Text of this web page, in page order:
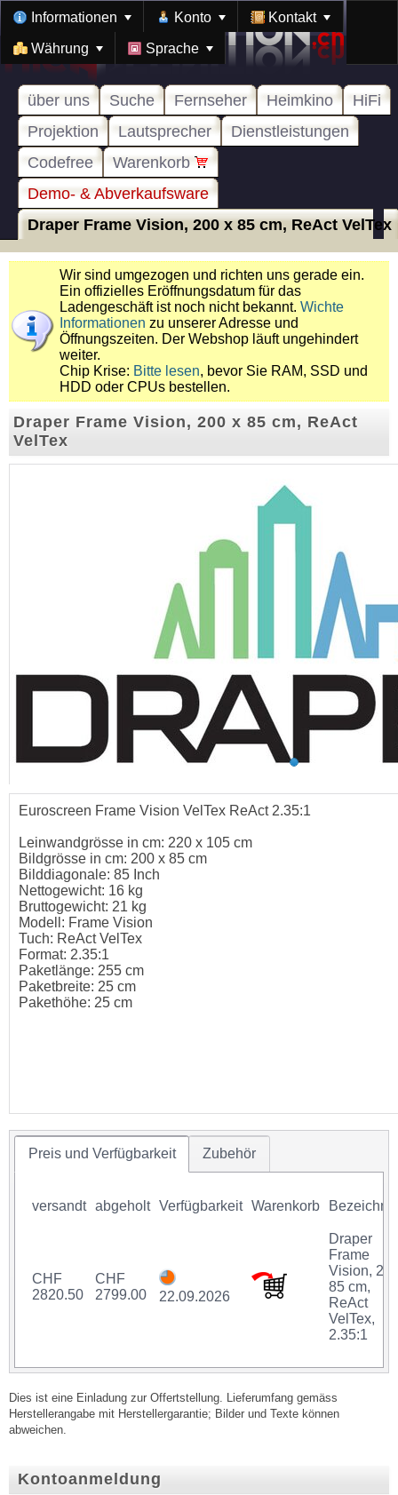
Informationen Konto Kontakt
Währung Sprache
über uns Suche Fernseher Heimkino
HiFi
Projektion
Lautsprecher
Dienstleistungen
Codefree
Warenkorb
Demo- & Abverkaufsware
Draper Frame Vision, 200 x 85 cm, ReAct VelTex
Kontoanmeldung
Wir sind umgezogen und richten uns gerade ein.
Ein offizielles Eröffnungsdatum für das
Ladengeschäft ist noch nicht bekannt. Wichte
Informationen zu unserer Adresse und
Öffnungszeiten. Der Webshop läuft ungehindert
weiter.
Chip Krise: Bitte lesen, bevor Sie RAM, SSD und
HDD oder CPUs bestellen.
Draper Frame Vision, 200 x 85 cm, ReAct
VelTex
Euroscreen Frame Vision VelTex ReAct 2.35:1
Leinwandgrösse in cm: 220 x 105 cm
Bildgrösse in cm: 200 x 85 cm
Bilddiagonale: 85 Inch
Nettogewicht: 16 kg
Bruttogewicht: 21 kg
Modell: Frame Vision
Tuch: ReAct VelTex
Format: 2.35:1
Paketlänge: 255 cm
Paketbreite: 25 cm
Pakethöhe: 25 cm
Preis und Verfügbarkeit Zubehör
versandt abgeholt Verfügbarkeit Warenkorb
CHF
2820.50
CHF
2799.00
22.09.2026
Draper
Frame
Vision,
85 cm,
ReAct
VelTex,
2.35:1
Dies ist eine Einladung zur Offertstellung. Lieferumfang gemäss
Herstellerangabe mit Herstellergarantie; Bilder und Texte können
abweichen.